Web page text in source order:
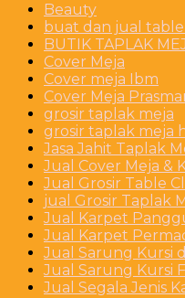
Beauty
buat dan jual
BUTIK TAPLAK
Cover Meja
Cover meja Ibm
Cover Meja
grosir taplak meja
grosir taplak meja
Jasa Jahit Taplak
Jual Cover Meja &
Jual Grosir Table
jual Grosir Taplak
Jual Karpet
Jual Karpet
Jual Sarung Kursi
Jual Sarung Kursi
Jual Segala Jenis